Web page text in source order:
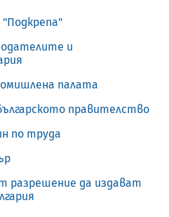
и
палата
правителство
по труда
разрешение да издават